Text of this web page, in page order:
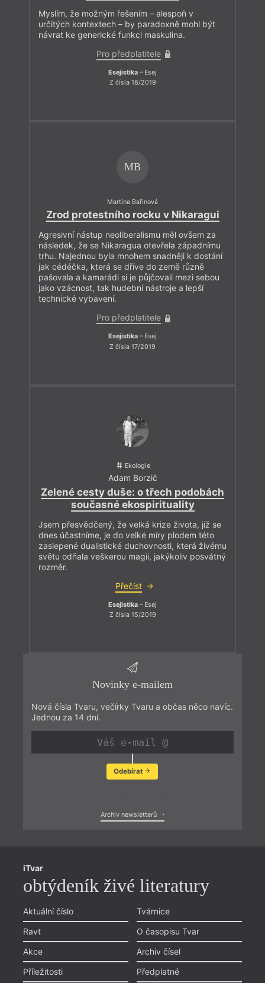
Myslím, že možným řešením – alespoň v
určitých kontextech – by paradoxně mohl být
návrat ke generické funkci maskulina.
Pro předplatitele
Esejistika – Esej
Z čísla 18/2019
MB
Martina Bařinová
Zrod protestního rocku v Nikaragui
Agresivní nástup neoliberalismu měl ovšem za
následek, že se Nikaragua otevřela západnímu
trhu. Najednou byla mnohem snadněji k dostání
jak cédéčka, která se dříve do země různě
pašovala a kamarádi si je půjčovali mezi sebou
jako vzácnost, tak hudební nástroje a lepší
technické vybavení.
Pro předplatitele
Esejistika – Esej
Z čísla 17/2019
Ekologie
Adam Borzič
Zelené cesty duše: o třech podobách
současné ekospirituality
Jsem přesvědčený, že velká krize života, již se
dnes účastníme, je do velké míry plodem této
zaslepené dualistické duchovnosti, která živému
světu odňala veškerou magii, jakýkoliv posvátný
rozměr.
Přečíst
Esejistika – Esej
Z čísla 15/2019
Novinky e-mailem
Nová čísla Tvaru, večírky Tvaru a občas něco navíc.
Jednou za 14 dní.
Odebírat
Archiv newsletterů
iTvar
obtýdeník živé literatury
Aktuální číslo
Ravt
Akce
Příležitosti
Tvárnice
O časopisu Tvar
Archiv čísel
Předplatné